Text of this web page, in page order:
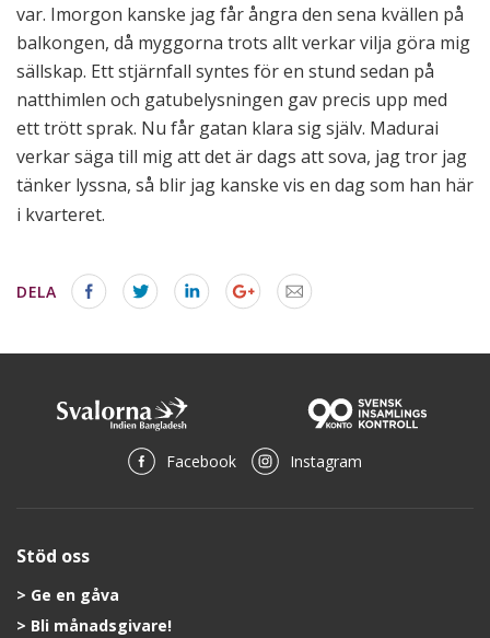
var. Imorgon kanske jag får ångra den sena kvällen på
balkongen, då myggorna trots allt verkar vilja göra mig
sällskap. Ett stjärnfall syntes för en stund sedan på
natthimlen och gatubelysningen gav precis upp med
ett trött sprak. Nu får gatan klara sig själv. Madurai
verkar säga till mig att det är dags att sova, jag tror jag
tänker lyssna, så blir jag kanske vis en dag som han här
i kvarteret.
DELA
Facebook Instagram
Stöd oss
Ge en gåva
Bli månadsgivare!